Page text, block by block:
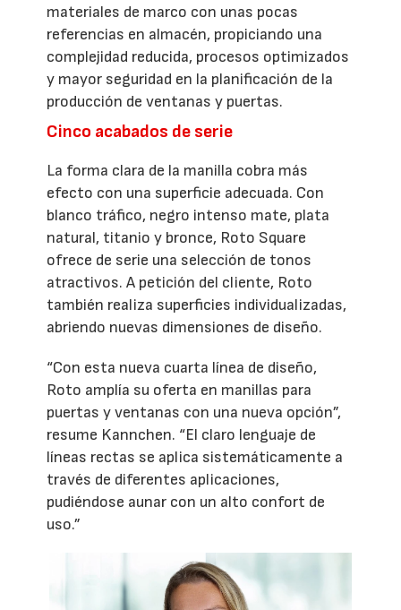
materiales de marco con unas pocas
referencias en almacén, propiciando una
complejidad reducida, procesos optimizados
y mayor seguridad en la planificación de la
producción de ventanas y puertas.
Cinco acabados de serie
La forma clara de la manilla cobra más
efecto con una superficie adecuada. Con
blanco tráfico, negro intenso mate, plata
natural, titanio y bronce, Roto Square
ofrece de serie una selección de tonos
atractivos. A petición del cliente, Roto
también realiza superficies individualizadas,
abriendo nuevas dimensiones de diseño.
“Con esta nueva cuarta línea de diseño,
Roto amplía su oferta en manillas para
puertas y ventanas con una nueva opción”,
resume Kannchen. “El claro lenguaje de
líneas rectas se aplica sistemáticamente a
través de diferentes aplicaciones,
pudiéndose aunar con un alto confort de
uso.”